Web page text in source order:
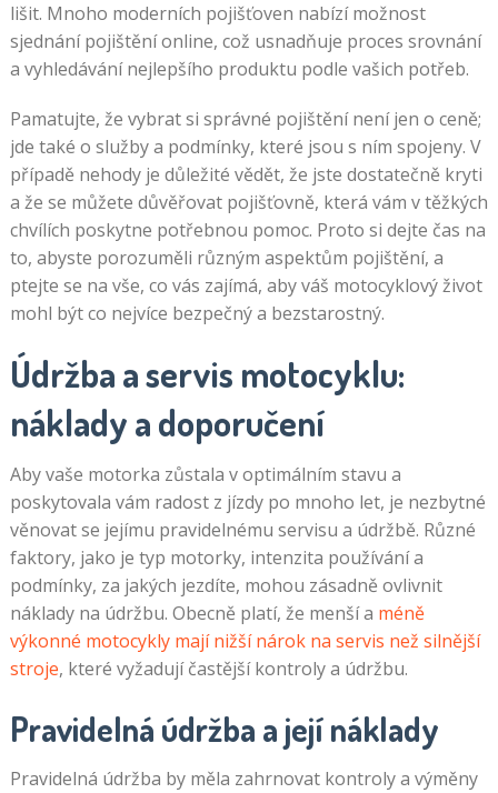
lišit. Mnoho moderních pojišťoven nabízí možnost
sjednání pojištění online, což usnadňuje proces srovnání
a vyhledávání nejlepšího produktu podle vašich potřeb.
Pamatujte, že vybrat si správné pojištění není jen o ceně;
jde také o služby a podmínky, které jsou s ním spojeny. V
případě nehody je důležité vědět, že jste dostatečně kryti
a že se můžete důvěřovat pojišťovně, která vám v těžkých
chvílích poskytne potřebnou pomoc. Proto si dejte čas na
to, abyste porozuměli různým aspektům pojištění, a
ptejte se na vše, co vás zajímá, aby váš motocyklový život
mohl být co nejvíce bezpečný a bezstarostný.
Údržba a servis motocyklu:
náklady a doporučení
Aby vaše motorka zůstala v optimálním stavu a
poskytovala vám radost z jízdy po mnoho let, je nezbytné
věnovat se jejímu pravidelnému servisu a údržbě. Různé
faktory, jako je typ motorky, intenzita používání a
podmínky, za jakých jezdíte, mohou zásadně ovlivnit
náklady na údržbu. Obecně platí, že menší a méně
výkonné motocykly mají nižší nárok na servis než silnější
stroje, které vyžadují častější kontroly a údržbu.
Pravidelná údržba a její náklady
Pravidelná údržba by měla zahrnovat kontroly a výměny